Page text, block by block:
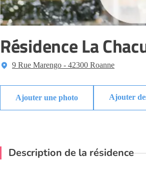
Résidence La
9 Rue Marengo - 42300 Roanne
Ajouter
Description de la résidence